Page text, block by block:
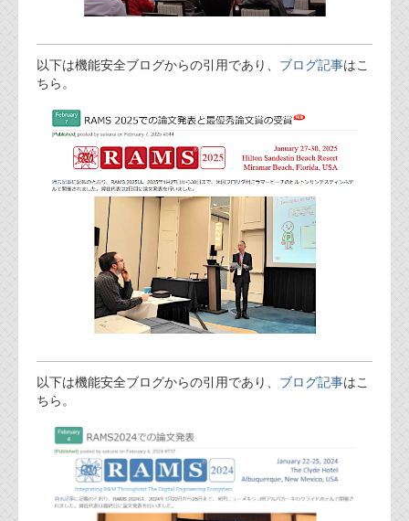
以下は機能安全ブログからの引用であり、 ブログ記事はこ
ちら。
以下は機能安全ブログからの引用であり、 ブログ記事はこ
ちら。